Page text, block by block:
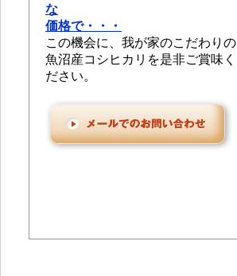
な
価格で・・・
この機会に、我が家のこだわりの
魚沼産コシヒカリを是非ご賞味く
ださい。